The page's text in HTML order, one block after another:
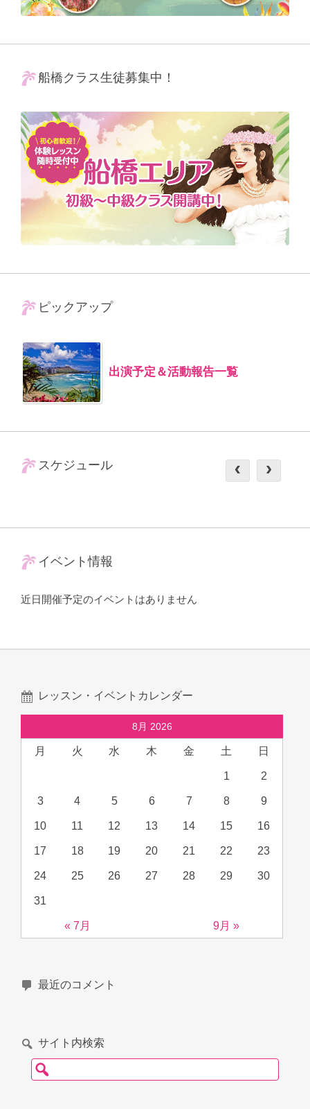
船橋クラス生徒募集中！
ピックアップ
出演予定＆活動報告一覧
スケジュール
イベント情報
近日開催予定のイベントはありません
レッスン・イベントカレンダー
8月 2026
月 火 水 木 金 土 日
« 7月 9月 »
1 2
3 4 5 6 7 8 9
10 11 12 13 14 15 16
17 18 19 20 21 22 23
24 25 26 27 28 29 30
31
最近のコメント
サイト内検索
検索: